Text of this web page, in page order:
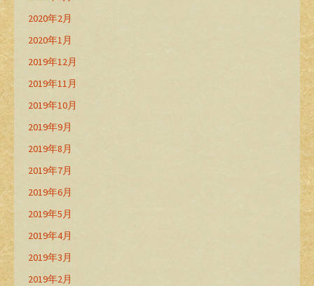
2020年2月
2020年1月
2019年12月
2019年11月
2019年10月
2019年9月
2019年8月
2019年7月
2019年6月
2019年5月
2019年4月
2019年3月
2019年2月